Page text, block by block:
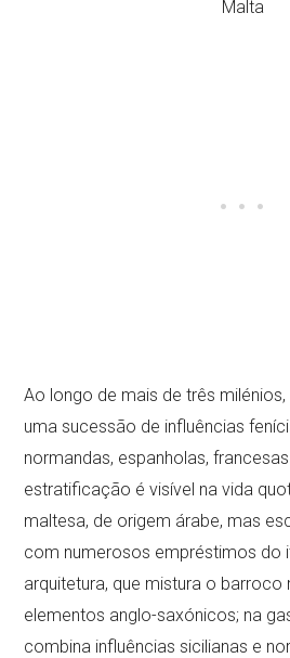
Ao longo de mais de três
uma sucessão de influências
normandas, espanholas,
estratificação é visível na vida
maltesa, de origem árabe, mas
com numerosos empréstimos do
arquitetura, que mistura o
elementos anglo-saxónicos; na
combina influências sicilianas e